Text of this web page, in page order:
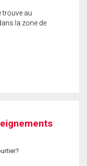
trouve au
la zone de